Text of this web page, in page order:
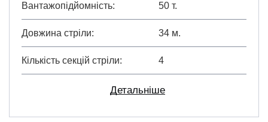
Вантажопідйомність 50 т.
Довжина стріли 34 м.
Кількість секцій стріли 4
Детальніше